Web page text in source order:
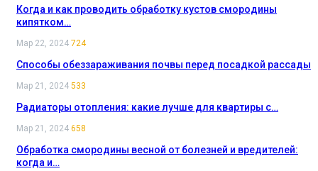
Когда и как проводить обработку кустов смородины
кипятком…
Мар 22, 2024 724
Способы обеззараживания почвы перед посадкой рассады
Мар 21, 2024 533
Радиаторы отопления: какие лучше для квартиры с…
Мар 21, 2024 658
Обработка смородины весной от болезней и вредителей:
когда и…